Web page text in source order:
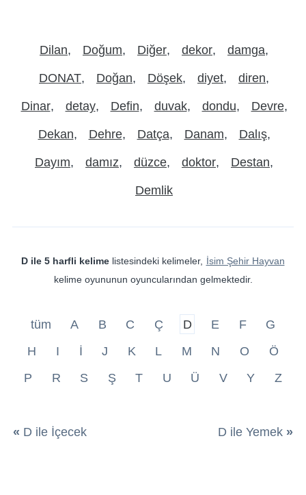
Dilan Doğum Diğer dekor damga
DONAT Doğan Döşek diyet diren
Dinar detay Defin duvak dondu Devre
Dekan Dehre Datça Danam Dalış
Dayım damız düzce doktor Destan
Demlik
D ile 5 harfli kelimelistesindeki kelimeler, İsim Şehir Hayvan
kelime oyununun oyuncularından gelmektedir.
tüm A B C Ç D E F
G
H
I İ J K L M N O
Ö
P
R S Ş T U Ü V Y Z
« D ile İçecek D ile Yemek »